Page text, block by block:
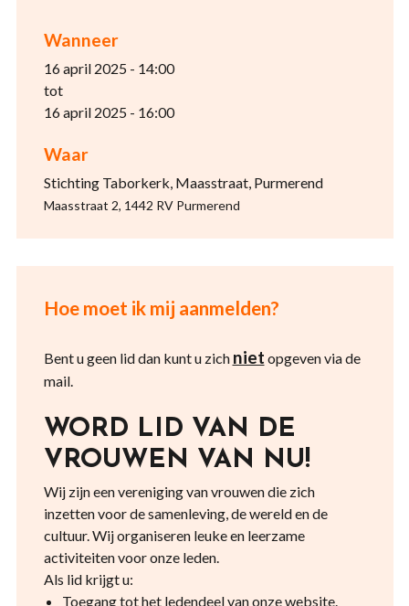
Wanneer
16 april 2025 - 14:00
tot
16 april 2025 - 16:00
Waar
Stichting Taborkerk, Maasstraat, Purmerend
Maasstraat 2, 1442 RV Purmerend
Hoe moet ik mij aanmelden?
Bent u geen lid dan kunt u zich niet opgeven via de
mail.
WORD LID VAN DE
VROUWEN VAN NU!
Wij zijn een vereniging van vrouwen die zich
inzetten voor de samenleving, de wereld en de
cultuur. Wij organiseren leuke en leerzame
activiteiten voor onze leden.
Als lid krijgt u:
Toegang tot het ledendeel van onze website.